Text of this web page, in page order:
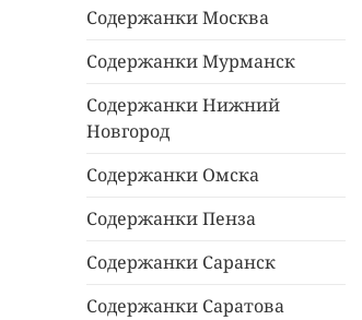
Содержанки Москва
Содержанки Мурманск
Содержанки Нижний
Новгород
Содержанки Омска
Содержанки Пенза
Содержанки Саранск
Содержанки Саратова